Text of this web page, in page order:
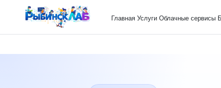
Главная Услуги Облачные сервисы